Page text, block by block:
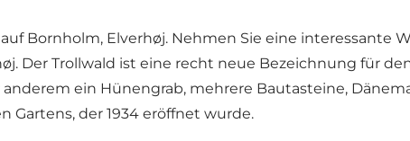
Bornholm, Elverhøj. Nehmen Sie eine interessante
Der Trollwald ist eine recht neue Bezeichnung für
ein Hünengrab, mehrere Bautasteine,
Gartens, der 1934 eröffnet wurde.